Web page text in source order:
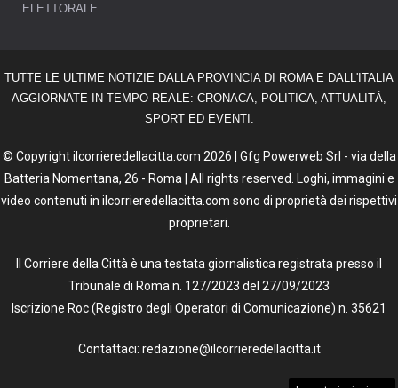
ELETTORALE
TUTTE LE ULTIME NOTIZIE DALLA PROVINCIA DI ROMA E DALL'ITALIA
AGGIORNATE IN TEMPO REALE: CRONACA, POLITICA, ATTUALITÀ,
SPORT ED EVENTI.
© Copyright ilcorrieredellacitta.com 2026 | Gfg Powerweb Srl - via della
Batteria Nomentana, 26 - Roma | All rights reserved. Loghi, immagini e
video contenuti in ilcorrieredellacitta.com sono di proprietà dei rispettivi
proprietari.
Il Corriere della Città è una testata giornalistica registrata presso il
Tribunale di Roma n. 127/2023 del 27/09/2023
Iscrizione Roc (Registro degli Operatori di Comunicazione) n. 35621
Contattaci: redazione@ilcorrieredellacitta.it